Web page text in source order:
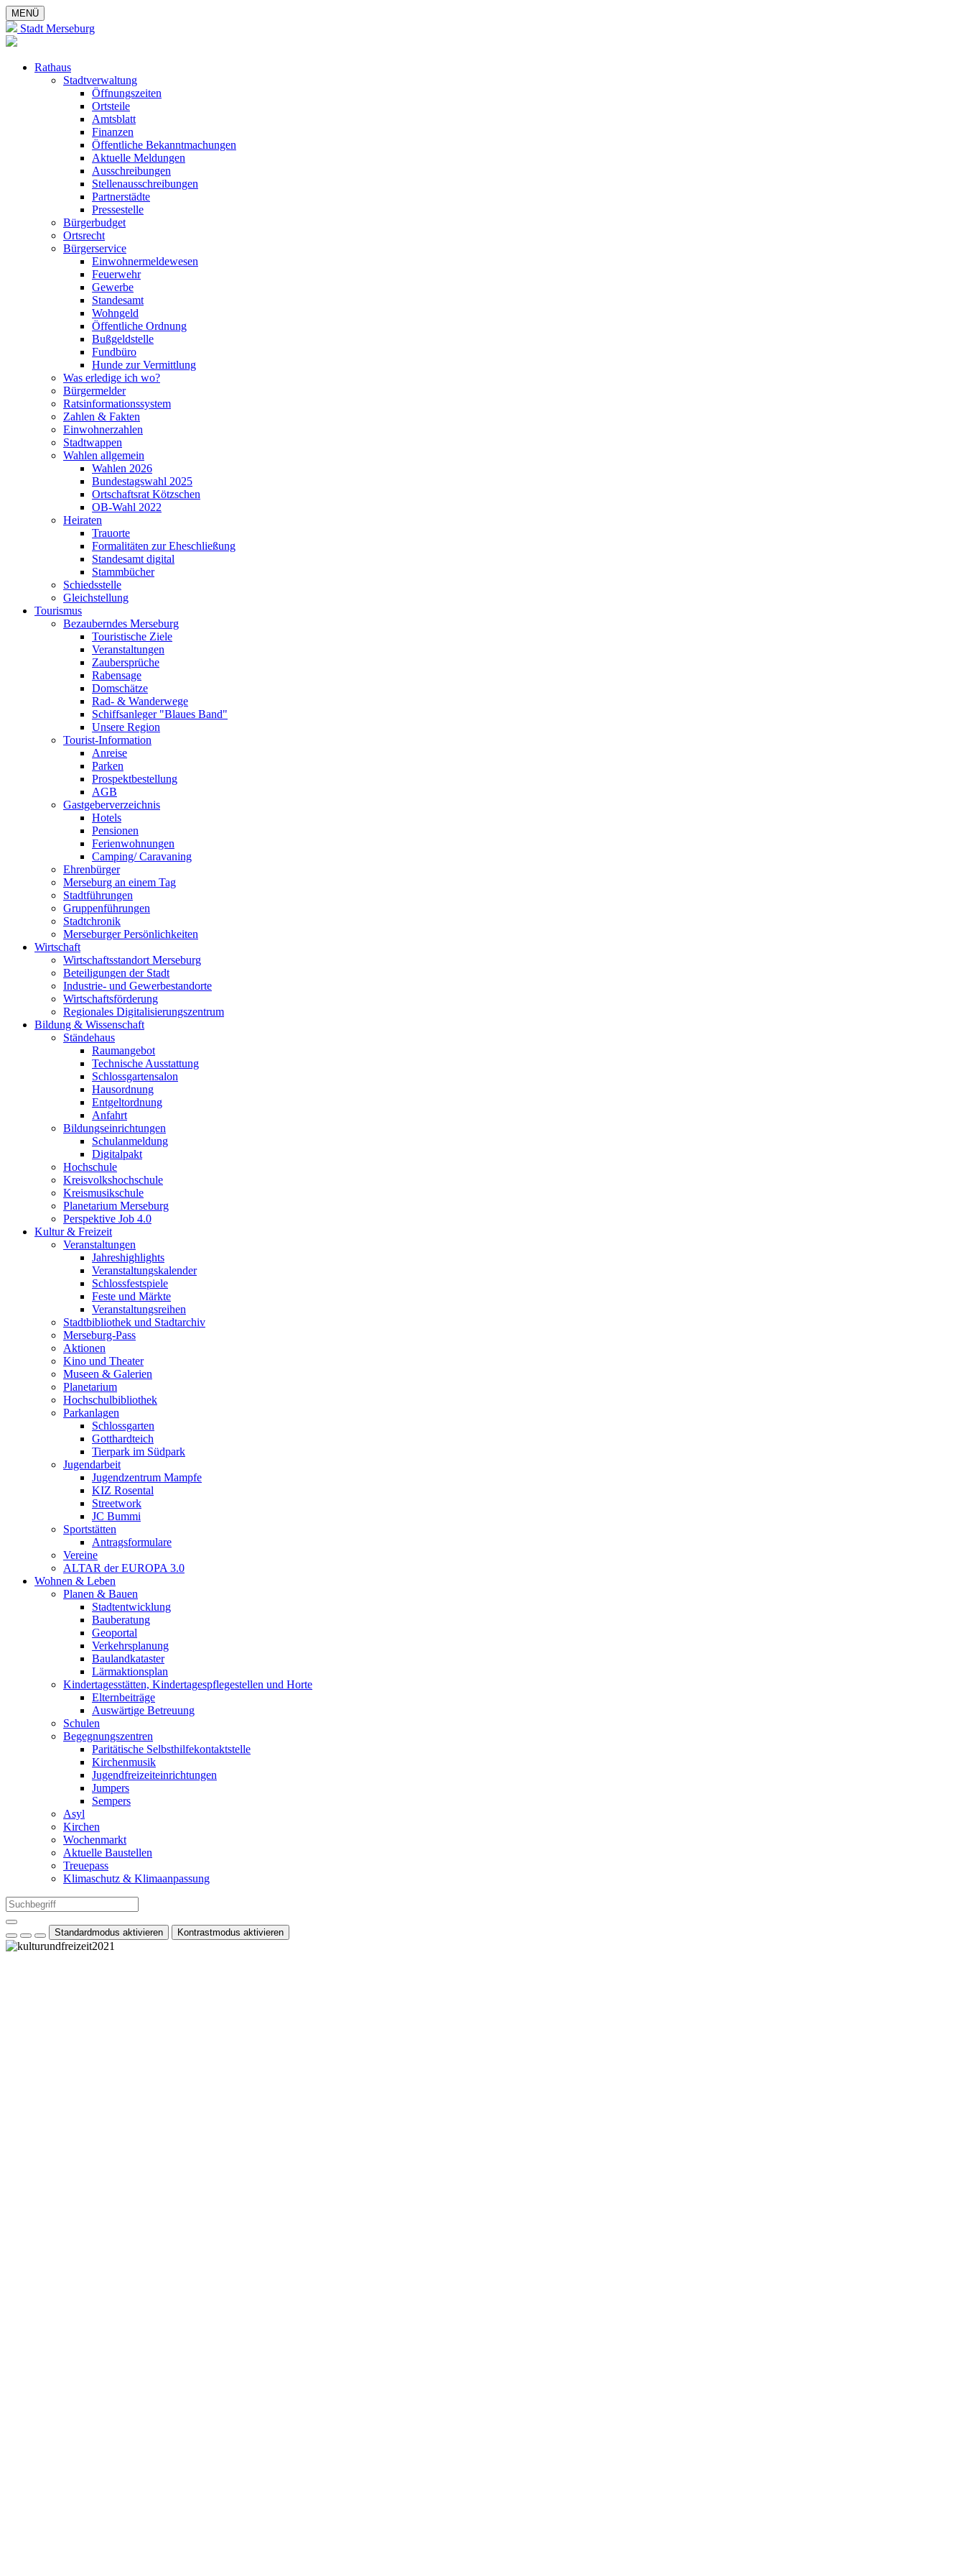
MENÜ
Stadt Merseburg
Rathaus
Stadtverwaltung
Öffnungszeiten
Ortsteile
Amtsblatt
Finanzen
Öffentliche Bekanntmachungen
Aktuelle Meldungen
Ausschreibungen
Stellenausschreibungen
Partnerstädte
Pressestelle
Bürgerbudget
Ortsrecht
Bürgerservice
Einwohnermeldewesen
Feuerwehr
Gewerbe
Standesamt
Wohngeld
Öffentliche Ordnung
Bußgeldstelle
Fundbüro
Hunde zur Vermittlung
Was erledige ich wo?
Bürgermelder
Ratsinformationssystem
Zahlen & Fakten
Einwohnerzahlen
Stadtwappen
Wahlen allgemein
Wahlen 2026
Bundestagswahl 2025
Ortschaftsrat Kötzschen
OB-Wahl 2022
Heiraten
Trauorte
Formalitäten zur Eheschließung
Standesamt digital
Stammbücher
Schiedsstelle
Gleichstellung
Tourismus
Bezauberndes Merseburg
Touristische Ziele
Veranstaltungen
Zaubersprüche
Rabensage
Domschätze
Rad- & Wanderwege
Schiffsanleger "Blaues Band"
Unsere Region
Tourist-Information
Anreise
Parken
Prospektbestellung
AGB
Gastgeberverzeichnis
Hotels
Pensionen
Ferienwohnungen
Camping/ Caravaning
Ehrenbürger
Merseburg an einem Tag
Stadtführungen
Gruppenführungen
Stadtchronik
Merseburger Persönlichkeiten
Wirtschaft
Wirtschaftsstandort Merseburg
Beteiligungen der Stadt
Industrie- und Gewerbestandorte
Wirtschaftsförderung
Regionales Digitalisierungszentrum
Bildung & Wissenschaft
Ständehaus
Raumangebot
Technische Ausstattung
Schlossgartensalon
Hausordnung
Entgeltordnung
Anfahrt
Bildungseinrichtungen
Schulanmeldung
Digitalpakt
Hochschule
Kreisvolkshochschule
Kreismusikschule
Planetarium Merseburg
Perspektive Job 4.0
Kultur & Freizeit
Veranstaltungen
Jahreshighlights
Veranstaltungskalender
Schlossfestspiele
Feste und Märkte
Veranstaltungsreihen
Stadtbibliothek und Stadtarchiv
Merseburg-Pass
Aktionen
Kino und Theater
Museen & Galerien
Planetarium
Hochschulbibliothek
Parkanlagen
Schlossgarten
Gotthardteich
Tierpark im Südpark
Jugendarbeit
Jugendzentrum Mampfe
KIZ Rosental
Streetwork
JC Bummi
Sportstätten
Antragsformulare
Vereine
ALTAR der EUROPA 3.0
Wohnen & Leben
Planen & Bauen
Stadtentwicklung
Bauberatung
Geoportal
Verkehrsplanung
Baulandkataster
Lärmaktionsplan
Kindertagesstätten, Kindertagespflegestellen und Horte
Elternbeiträge
Auswärtige Betreuung
Schulen
Begegnungszentren
Paritätische Selbsthilfekontaktstelle
Kirchenmusik
Jugendfreizeiteinrichtungen
Jumpers
Sempers
Asyl
Kirchen
Wochenmarkt
Aktuelle Baustellen
Treuepass
Klimaschutz & Klimaanpassung
Standardmodus aktivieren Kontrastmodus aktivieren